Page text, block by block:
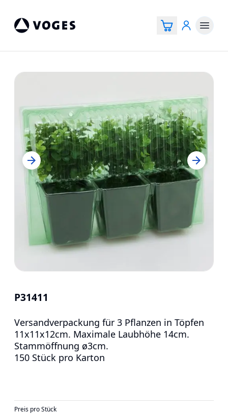
P31411
Versandverpackung für 3 Pflanzen in Töpfen
11x11x12cm. Maximale Laubhöhe 14cm.
Stammöffnung ø3cm.
150 Stück pro Karton
Preis pro Stück